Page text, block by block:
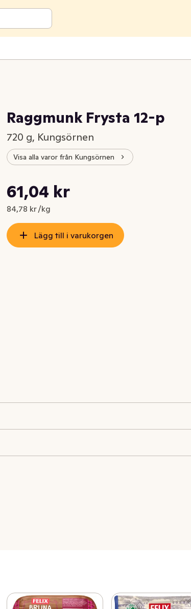
Raggmunk Frysta 12-p
720 g, Kungsörnen
Visa alla varor från Kungsörnen
Nuvarande pris är: 61,04 kr
61,04 kr
84,78 kr /kg
Styckpris: 84,78 kr /kg
Lägg till i varukorgen